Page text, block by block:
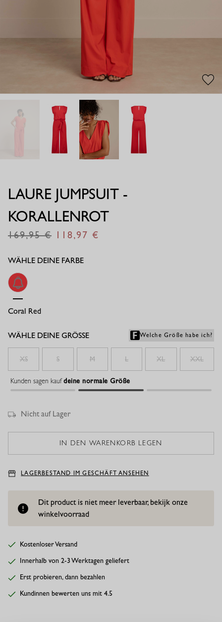
LAURE JUMPSUIT -
KORALLENROT
169,95 118,97
WÄHLE DEINE FARBE
Coral Red
WÄHLE DEINE GRÖSSE Welche Größe habe ich?
XS S M L XL XXL
Kunden sagen kaufdeine normale Größe
Nicht auf Lager
LAGERBESTAND IM GESCHÄFT ANSEHEN
Dit product is niet meer leverbaar, bekijk onze
winkelvoorraad
Kostenloser Versand
Innerhalb von 2-3 Werktagen geliefert
Erst probieren, dann bezahlen
Kundinnen bewerten uns mit 4.5